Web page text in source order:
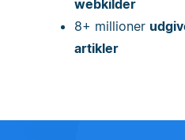
webkilder
8+ millioner
artikler